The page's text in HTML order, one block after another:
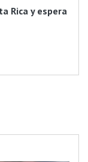
Rica y espera